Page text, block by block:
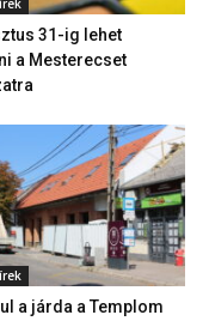
31-ig lehet
a Mesterecset
a járda a Templom